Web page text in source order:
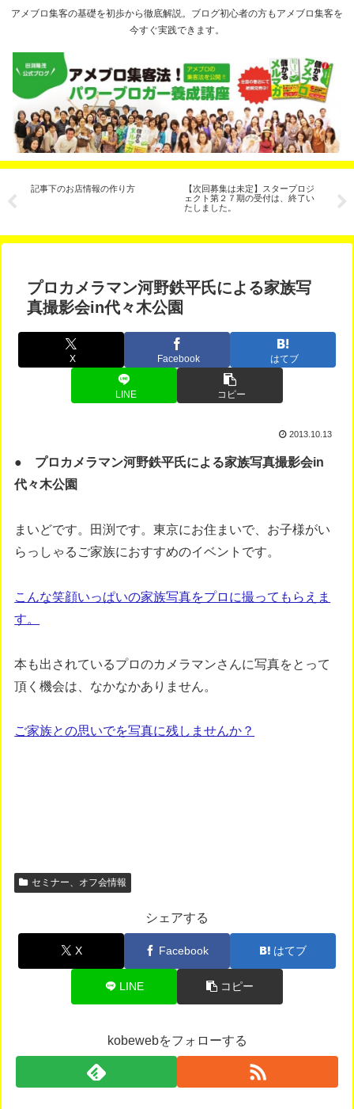
アメブロ集客の基礎を初歩から徹底解説。ブログ初心者の方もアメブロ集客を
今すぐ実践できます。
記事下のお店情報の作り方
【次回募集は未定】スタープロジ
ェクト第２７期の受付は、終了い
たしました。
ー
る
プロカメラマン河野鉄平氏による家族写
真撮影会in代々木公園
X Facebook はてブ
LINE コピー
2013.10.13
● プロカメラマン河野鉄平氏による家族写真撮影会in
代々木公園
まいどです。田渕です。東京にお住まいで、お子様がい
らっしゃるご家族におすすめのイベントです。
こんな笑顔いっぱいの家族写真をプロに撮ってもらえま
す。
本も出されているプロのカメラマンさんに写真をとって
頂く機会は、なかなかありません。
ご家族との思いでを写真に残しませんか？
セミナー、オフ会情報
シェアする
X Facebook はてブ
LINE コピー
kobewebをフォローする